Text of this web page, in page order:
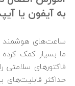
به آیفون یا
ساعت‌های هوشمند
فاکتورهای سلامتی
حداکثر قابلیت‌های